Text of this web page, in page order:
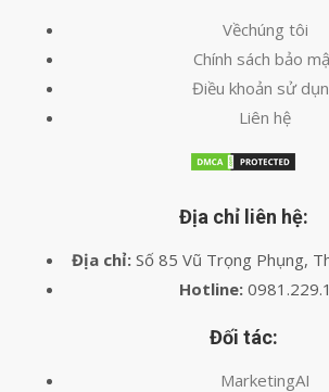
Vềchúng tôi
Chính sách bảo
Điều khoản sử
Liên hệ
Địa chỉ liên hệ:
Địa chỉ: Số 85 Vũ Trọng Phụng,
Hotline:
Đối tác:
MarketingAI